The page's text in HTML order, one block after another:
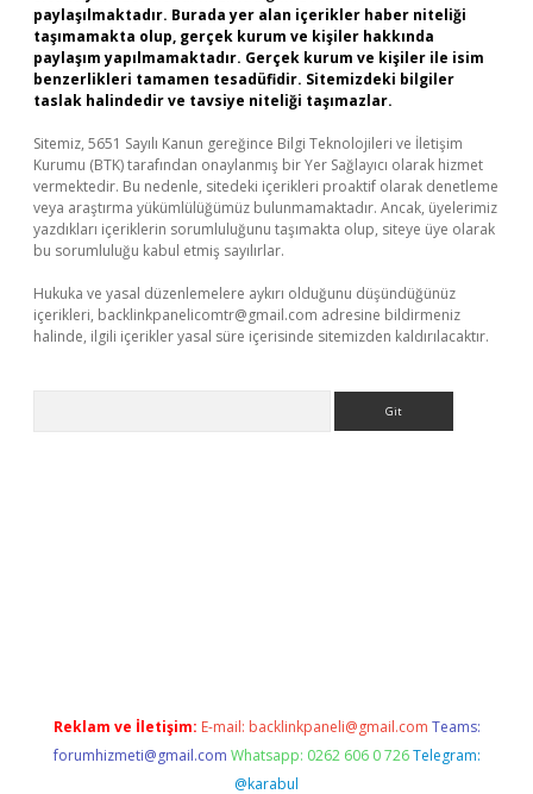
paylaşılmaktadır. Burada yer alan içerikler haber niteliği
taşımamakta olup, gerçek kurum ve kişiler hakkında
paylaşım yapılmamaktadır. Gerçek kurum ve kişiler ile isim
benzerlikleri tamamen tesadüfidir. Sitemizdeki bilgiler
taslak halindedir ve tavsiye niteliği taşımazlar.
Sitemiz, 5651 Sayılı Kanun gereğince Bilgi Teknolojileri ve İletişim
Kurumu (BTK) tarafından onaylanmış bir Yer Sağlayıcı olarak hizmet
vermektedir. Bu nedenle, sitedeki içerikleri proaktif olarak denetleme
veya araştırma yükümlülüğümüz bulunmamaktadır. Ancak, üyelerimiz
yazdıkları içeriklerin sorumluluğunu taşımakta olup, siteye üye olarak
bu sorumluluğu kabul etmiş sayılırlar.
Hukuka ve yasal düzenlemelere aykırı olduğunu düşündüğünüz
içerikleri, backlinkpanelicomtr@gmail.com adresine bildirmeniz
halinde, ilgili içerikler yasal süre içerisinde sitemizden kaldırılacaktır.
Reklam ve İletişim: E-mail: backlinkpaneli@gmail.com Teams:
forumhizmeti@gmail.com Whatsapp: 0262 606 0 726 Telegram:
@karabul